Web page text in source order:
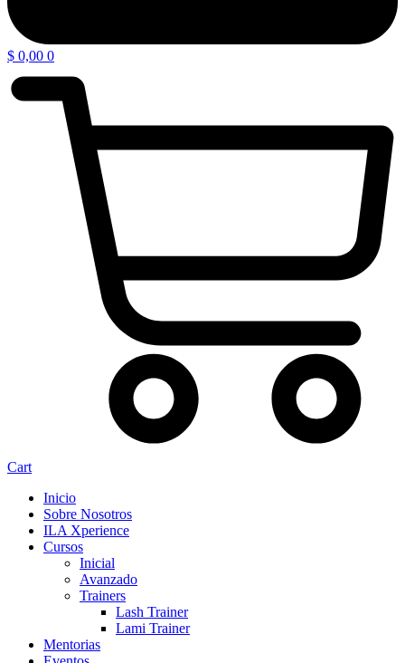
$ 0,00 0
Cart
Inicio
Sobre Nosotros
ILA Xperience
Cursos
Inicial
Avanzado
Trainers
Lash Trainer
Lami Trainer
Mentorias